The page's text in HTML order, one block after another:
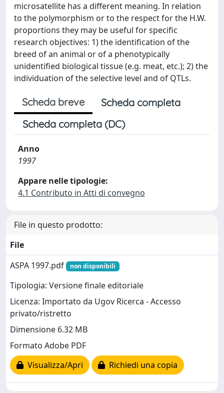
microsatellite has a different meaning. In relation
to the polymorphism or to the respect for the H.W.
proportions they may be useful for specific
research objectives: 1) the identification of the
breed of an animal or of a phenotypically
unidentified biological tissue (e.g. meat, etc.); 2) the
individuation of the selective level and of QTLs.
Scheda breve
Scheda completa
Scheda completa (DC)
Anno
1997
Appare nelle tipologie:
4.1 Contributo in Atti di convegno
File in questo prodotto:
File
ASPA 1997.pdf
non disponibili
Tipologia: Versione finale editoriale
Licenza: Importato da Ugov Ricerca - Accesso
privato/ristretto
Dimensione 6.32 MB
Formato Adobe PDF
Visualizza/Apri
Richiedi una copia